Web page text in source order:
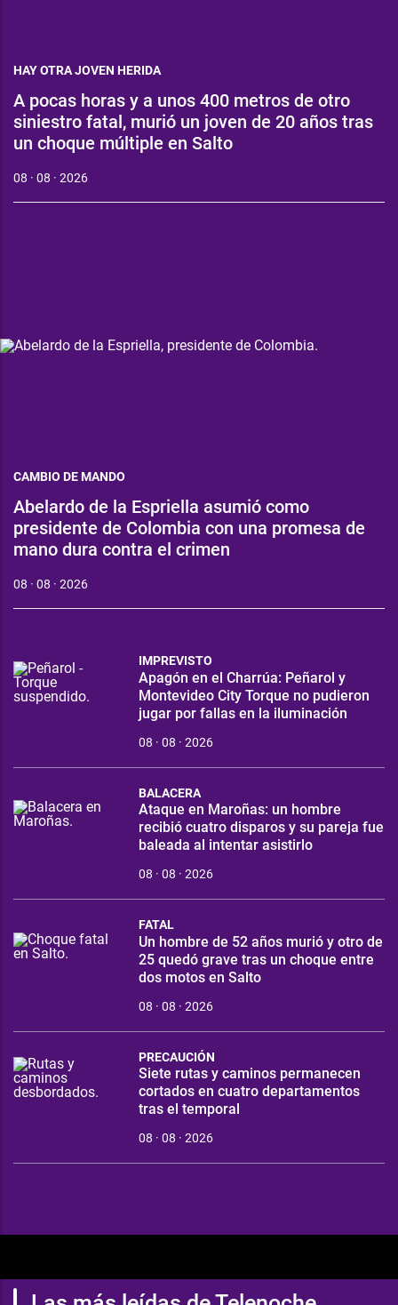
HAY OTRA JOVEN HERIDA
A pocas horas y a unos 400 metros de otro
siniestro fatal, murió un joven de 20 años tras
un choque múltiple en Salto
08 · 08 · 2026
CAMBIO DE MANDO
Abelardo de la Espriella asumió como
presidente de Colombia con una promesa de
mano dura contra el crimen
08 · 08 · 2026
IMPREVISTO
Apagón en el Charrúa: Peñarol y
Montevideo City Torque no pudieron
jugar por fallas en la iluminación
08 · 08 · 2026
BALACERA
Ataque en Maroñas: un hombre
recibió cuatro disparos y su pareja fue
baleada al intentar asistirlo
08 · 08 · 2026
FATAL
Un hombre de 52 años murió y otro de
25 quedó grave tras un choque entre
dos motos en Salto
08 · 08 · 2026
PRECAUCIÓN
Siete rutas y caminos permanecen
cortados en cuatro departamentos
tras el temporal
08 · 08 · 2026